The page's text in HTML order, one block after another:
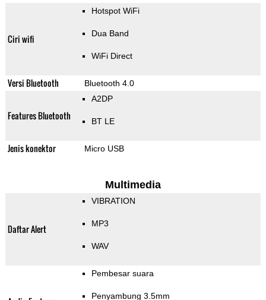
Ciri wifi
Hotspot WiFi
Dua Band
WiFi Direct
Versi Bluetooth Bluetooth 4.0
Features Bluetooth
A2DP
BT LE
Jenis konektor Micro USB
Multimedia
Daftar Alert
VIBRATION
MP3
WAV
Pembesar suara
Penyambung 3.5mm